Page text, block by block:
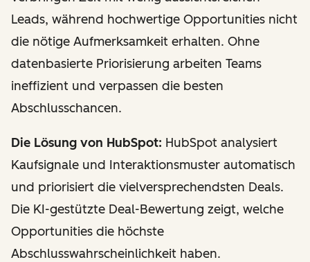
Leads, während hochwertige Opportunities nicht
die nötige Aufmerksamkeit erhalten. Ohne
datenbasierte Priorisierung arbeiten Teams
ineffizient und verpassen die besten
Abschlusschancen.
Die Lösung von HubSpot: HubSpot analysiert
Kaufsignale und Interaktionsmuster automatisch
und priorisiert die vielversprechendsten Deals.
Die KI-gestützte Deal-Bewertung zeigt, welche
Opportunities die höchste
Abschlusswahrscheinlichkeit haben.